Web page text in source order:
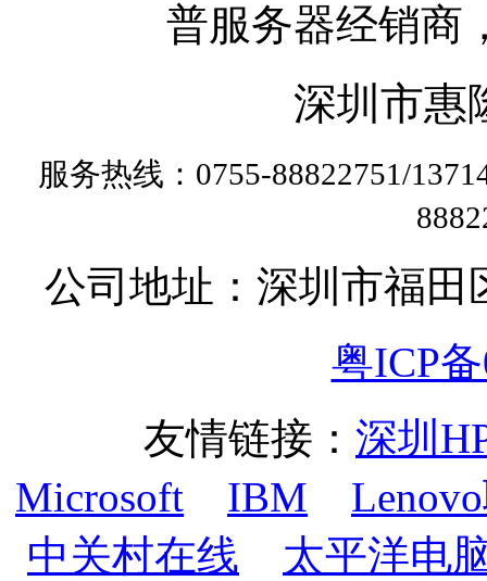
普服务器经销商
深圳市惠
服务热线：0755-88822751/
公司地址：深圳市福田
粤ICP
友情链接： 深圳
Microsoft
IBM
中关村在线
太平洋电